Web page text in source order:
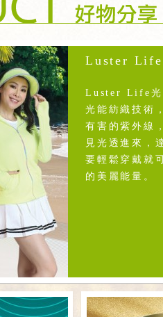
Luster Life
Luster Life光
光能紡織技術
有害的紫外線
見光透進來，
要輕鬆穿戴就
的美麗能量。